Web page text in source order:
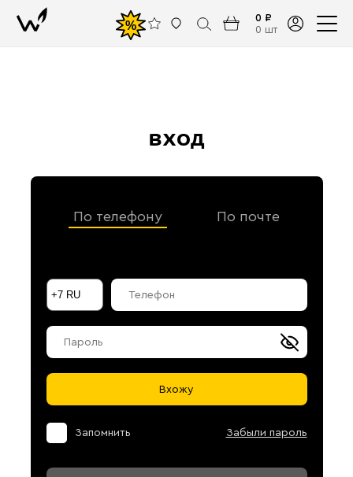
%
0 ₽
0 шт
вход
По телефону По почте
Вхожу
Запомнить Забыли пароль